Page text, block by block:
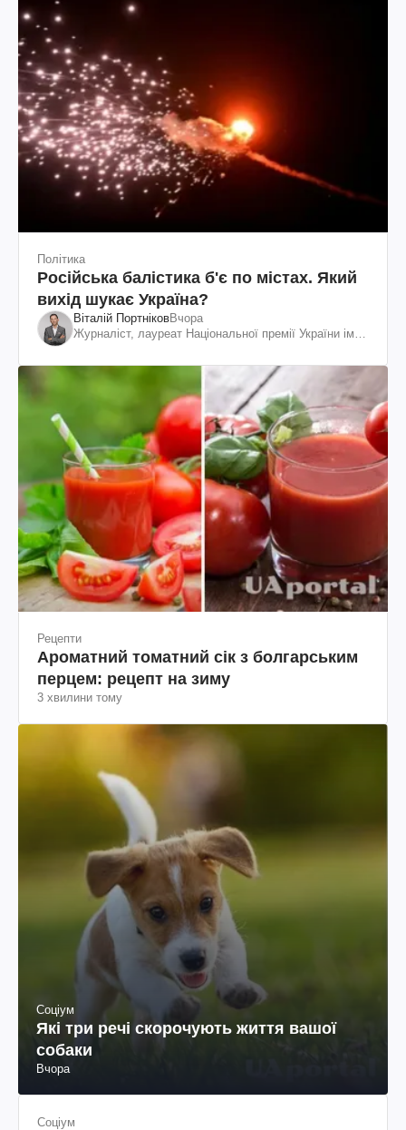
Політика
Російська балістика б'є по містах. Який
вихід шукає Україна?
Віталій ПортніковВчора
Журналіст, лауреат Національної премії України ім.
Рецепти
Ароматний томатний сік з болгарським
перцем: рецепт на зиму
3 хвилини тому
Соціум
Які три речі скорочують життя вашої
собаки
Вчора
Соціум